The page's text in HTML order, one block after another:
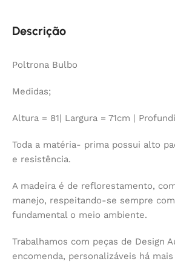
Descrição
Poltrona Bulbo
Medidas;
Altura = 81| Largura = 71cm |
Toda a matéria- prima possui alto
e resistência.
A madeira é de reflorestamento,
manejo, respeitando-se sempre
fundamental o meio ambiente.
Trabalhamos com peças de Design
encomenda, personalizáveis há